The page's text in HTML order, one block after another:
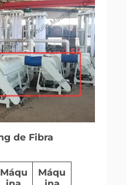
de Fibra
Máqu
Máqu